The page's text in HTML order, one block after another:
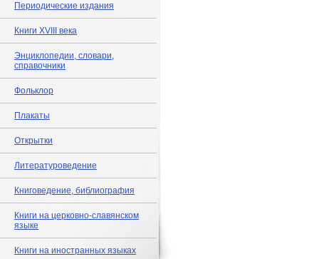
Периодические издания
Книги XVIII века
Энциклопедии, словари,
справочники
Фольклор
Плакаты
Открытки
Литературоведение
Книговедение, библиография
Книги на церковно-славянском
языке
Книги на иностранных языках